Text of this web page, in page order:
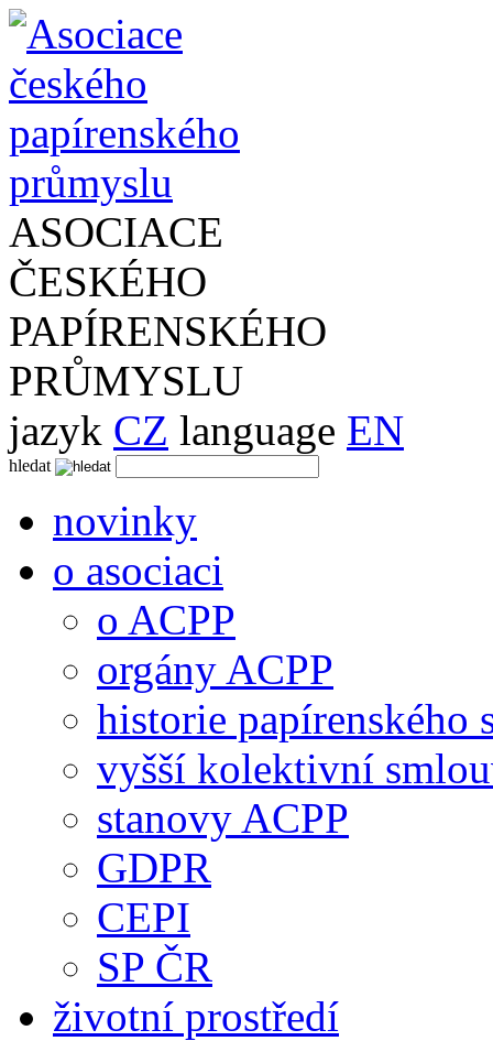
ASOCIACE
ČESKÉHO
PAPÍRENSKÉHO
PRŮMYSLU
jazyk CZ language EN
hledat
novinky
o asociaci
o ACPP
orgány ACPP
historie papírenského
vyšší kolektivní
stanovy ACPP
GDPR
CEPI
SP ČR
životní prostředí